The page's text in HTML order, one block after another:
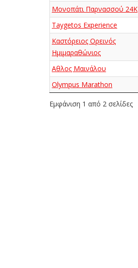
Μονοπάτι Παρνασσού 24K
Taygetos Experience
Καστόρειος Ορεινός
Ημιμαραθώνιος
Αθλος Μαινάλου
Olympus Marathon
Εμφάνιση 1 από 2 σελίδες